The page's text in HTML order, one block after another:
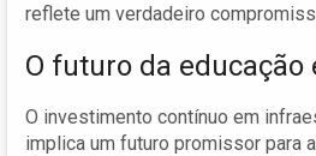
reflete um verdadeiro
O futuro da educação
O investimento contínuo em
implica um futuro promissor para